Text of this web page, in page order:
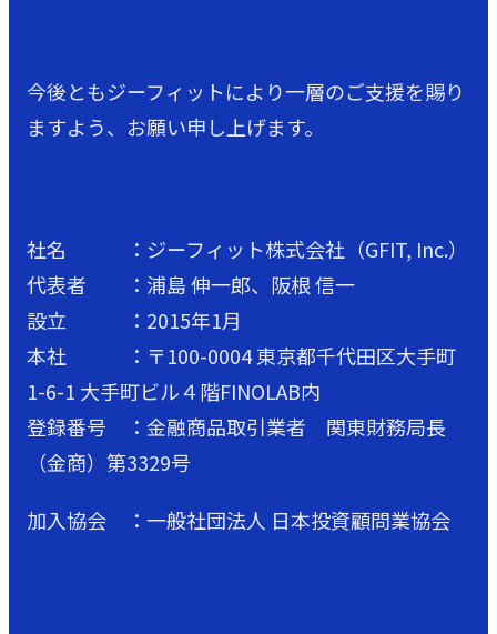
今後ともジーフィットにより一層のご支援を賜り
ますよう、お願い申し上げます。
社名 ：ジーフィット株式会社（GFIT, Inc.）
代表者 ：浦島 伸一郎、阪根 信一
設立 ：2015年1月
本社 ：〒100-0004 東京都千代田区大手町
1-6-1 大手町ビル４階FINOLAB内
登録番号 ：金融商品取引業者 関東財務局長
（金商）第3329号
加入協会 ：一般社団法人 日本投資顧問業協会